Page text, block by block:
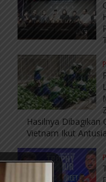
Hasilnya Dibagikan
Vietnam Ikut